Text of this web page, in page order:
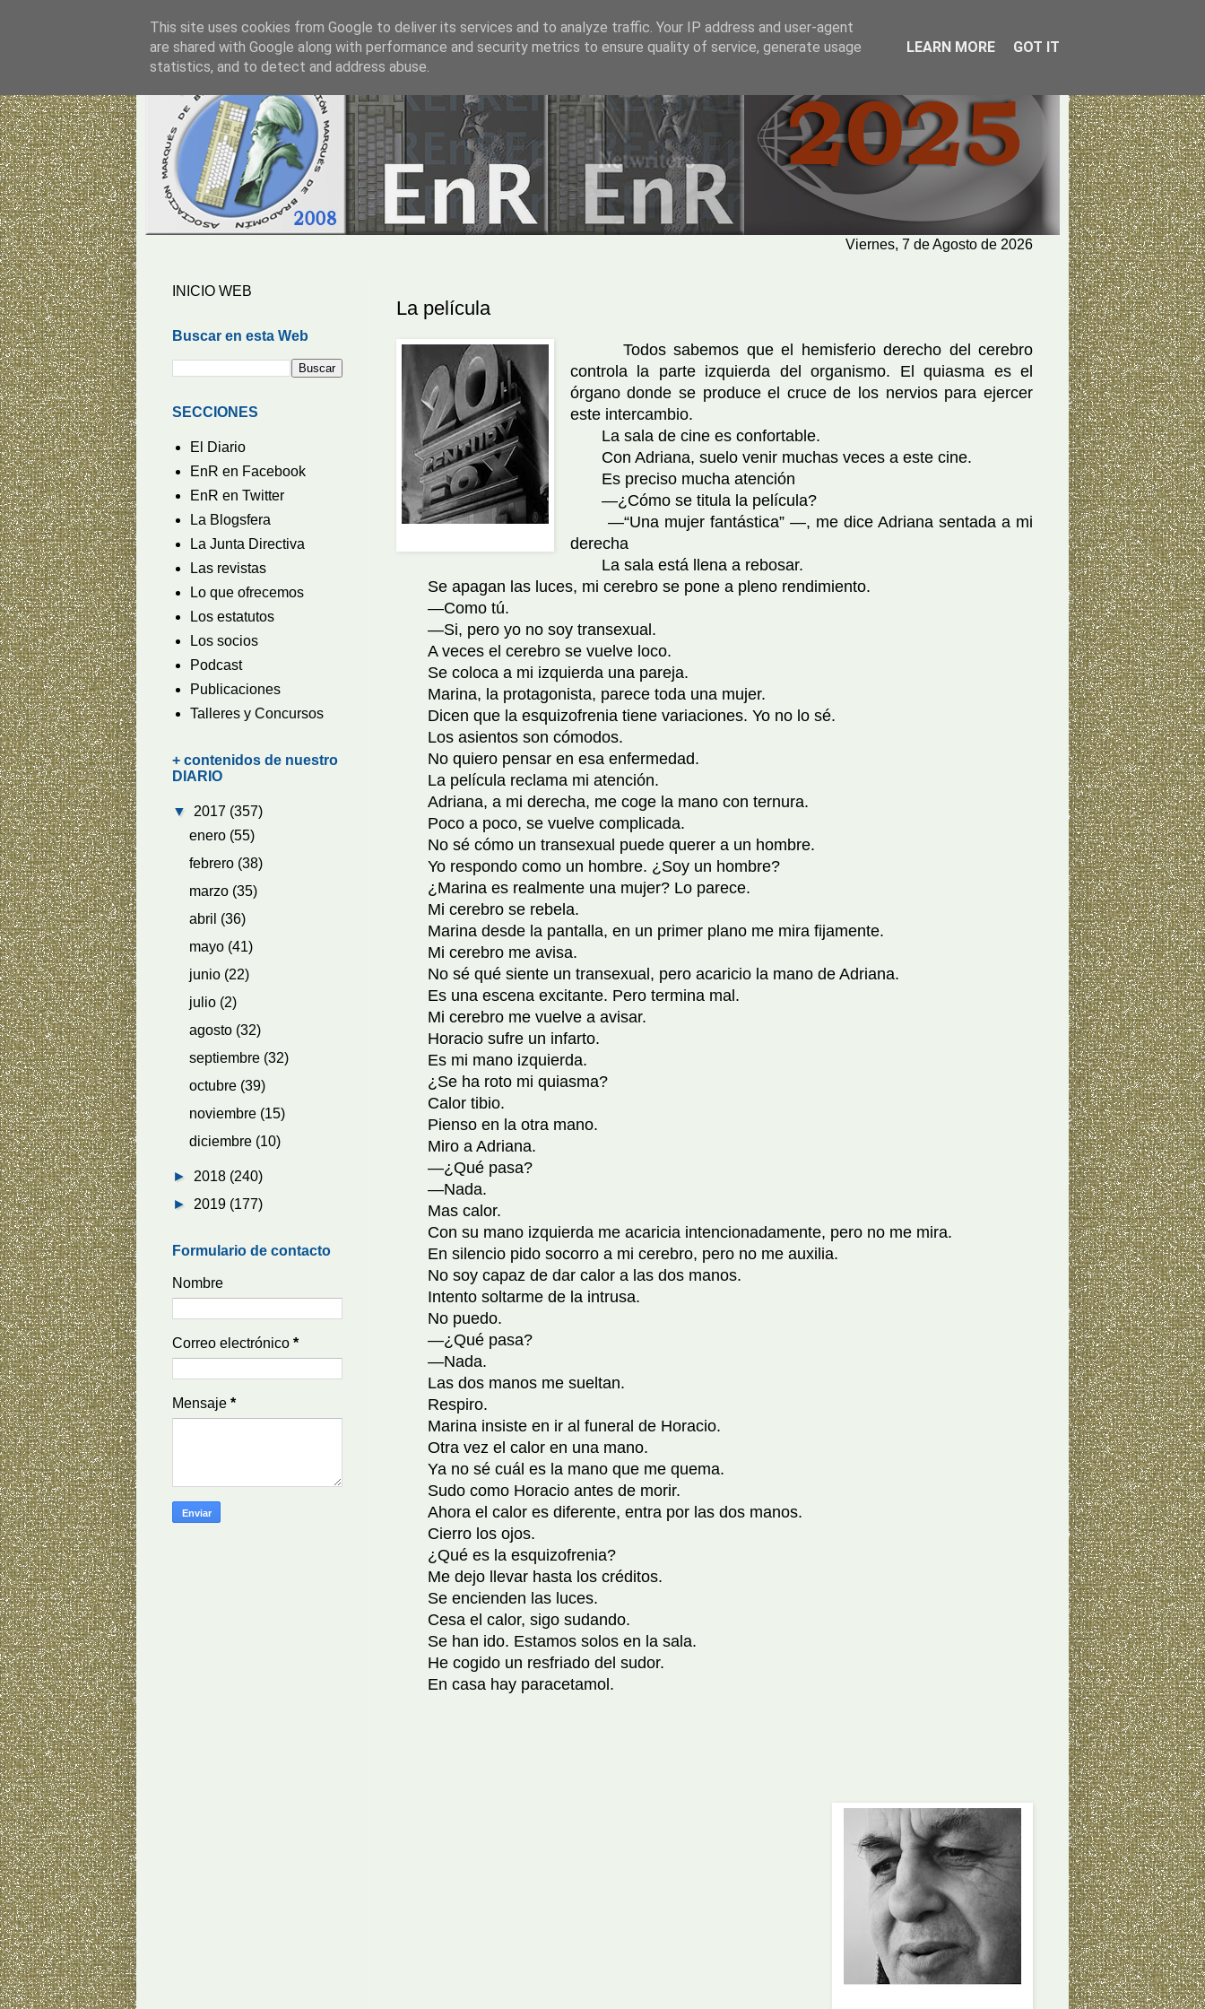
Viernes, 7 de Agosto de 2026
La película
Todos sabemos que el hemisferio derecho del cerebro
controla la parte izquierda del organismo. El quiasma es el
órgano donde se produce el cruce de los nervios para ejercer
este intercambio.
La sala de cine es confortable.
Con Adriana, suelo venir muchas veces a este cine.
Es preciso mucha atención
—¿Cómo se titula la película?
—“Una mujer fantástica” —, me dice Adriana sentada a mi
derecha
La sala está llena a rebosar.
Se apagan las luces, mi cerebro se pone a pleno rendimiento.
—Como tú.
—Si, pero yo no soy transexual.
A veces el cerebro se vuelve loco.
Se coloca a mi izquierda una pareja.
Marina, la protagonista, parece toda una mujer.
Dicen que la esquizofrenia tiene variaciones. Yo no lo sé.
Los asientos son cómodos.
No quiero pensar en esa enfermedad.
La película reclama mi atención.
Adriana, a mi derecha, me coge la mano con ternura.
Poco a poco, se vuelve complicada.
No sé cómo un transexual puede querer a un hombre.
Yo respondo como un hombre. ¿Soy un hombre?
¿Marina es realmente una mujer? Lo parece.
Mi cerebro se rebela.
Marina desde la pantalla, en un primer plano me mira fijamente.
Mi cerebro me avisa.
No sé qué siente un transexual, pero acaricio la mano de Adriana.
Es una escena excitante. Pero termina mal.
Mi cerebro me vuelve a avisar.
Horacio sufre un infarto.
Es mi mano izquierda.
¿Se ha roto mi quiasma?
Calor tibio.
Pienso en la otra mano.
Miro a Adriana.
—¿Qué pasa?
—Nada.
Mas calor.
Con su mano izquierda me acaricia intencionadamente, pero no me mira.
En silencio pido socorro a mi cerebro, pero no me auxilia.
No soy capaz de dar calor a las dos manos.
Intento soltarme de la intrusa.
No puedo.
—¿Qué pasa?
—Nada.
Las dos manos me sueltan.
Respiro.
Marina insiste en ir al funeral de Horacio.
Otra vez el calor en una mano.
Ya no sé cuál es la mano que me quema.
Sudo como Horacio antes de morir.
Ahora el calor es diferente, entra por las dos manos.
Cierro los ojos.
¿Qué es la esquizofrenia?
Me dejo llevar hasta los créditos.
Se encienden las luces.
Cesa el calor, sigo sudando.
Se han ido. Estamos solos en la sala.
He cogido un resfriado del sudor.
En casa hay paracetamol.
INICIO WEB
Buscar en esta Web
SECCIONES
El Diario
EnR en Facebook
EnR en Twitter
La Blogsfera
La Junta Directiva
Las revistas
Lo que ofrecemos
Los estatutos
Los socios
Podcast
Publicaciones
Talleres y Concursos
+ contenidos de nuestro
DIARIO
▼ 2017 (357)
enero (55)
febrero (38)
marzo (35)
abril (36)
mayo (41)
junio (22)
julio (2)
agosto (32)
septiembre (32)
octubre (39)
noviembre (15)
diciembre (10)
► 2018 (240)
► 2019 (177)
Formulario de contacto
Nombre
Correo electrónico *
Mensaje *
This site uses cookies from Google to deliver its services and to analyze traffic. Your IP address and user-agent
are shared with Google along with performance and security metrics to ensure quality of service, generate usage
statistics, and to detect and address abuse.
LEARN MORE GOT IT